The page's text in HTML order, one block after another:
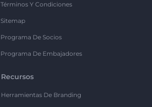
Términos Y Condiciones
Sitemap
Programa De Socios
Programa De Embajadores
Recursos
Herramientas De Branding